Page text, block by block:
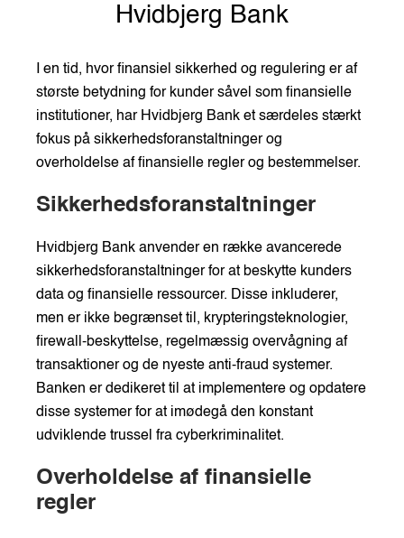
Hvidbjerg Bank
I en tid, hvor finansiel sikkerhed og regulering er af
største betydning for kunder såvel som finansielle
institutioner, har Hvidbjerg Bank et særdeles stærkt
fokus på sikkerhedsforanstaltninger og
overholdelse af finansielle regler og bestemmelser.
Sikkerhedsforanstaltninger
Hvidbjerg Bank anvender en række avancerede
sikkerhedsforanstaltninger for at beskytte kunders
data og finansielle ressourcer. Disse inkluderer,
men er ikke begrænset til, krypteringsteknologier,
firewall-beskyttelse, regelmæssig overvågning af
transaktioner og de nyeste anti-fraud systemer.
Banken er dedikeret til at implementere og opdatere
disse systemer for at imødegå den konstant
udviklende trussel fra cyberkriminalitet.
Overholdelse af finansielle
regler